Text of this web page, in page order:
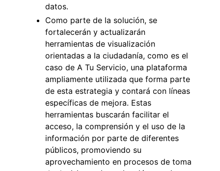
datos.
Como parte de la solución, se
fortalecerán y actualizarán
herramientas de visualización
orientadas a la ciudadanía, como es el
caso de A Tu Servicio, una plataforma
ampliamente utilizada que forma parte
de esta estrategia y contará con líneas
específicas de mejora. Estas
herramientas buscarán facilitar el
acceso, la comprensión y el uso de la
información por parte de diferentes
públicos, promoviendo su
aprovechamiento en procesos de toma